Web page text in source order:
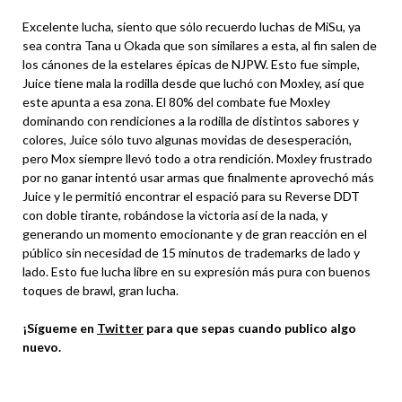
Excelente lucha, siento que sólo recuerdo luchas de MiSu, ya
sea contra Tana u Okada que son similares a esta, al fin salen de
los cánones de la estelares épicas de NJPW. Esto fue simple,
Juice tiene mala la rodilla desde que luchó con Moxley, así que
este apunta a esa zona. El 80% del combate fue Moxley
dominando con rendiciones a la rodilla de distintos sabores y
colores, Juice sólo tuvo algunas movidas de desesperación,
pero Mox siempre llevó todo a otra rendición. Moxley frustrado
por no ganar intentó usar armas que finalmente aprovechó más
Juice y le permitió encontrar el espació para su Reverse DDT
con doble tirante, robándose la victoria así de la nada, y
generando un momento emocionante y de gran reacción en el
público sin necesidad de 15 minutos de trademarks de lado y
lado. Esto fue lucha libre en su expresión más pura con buenos
toques de brawl, gran lucha.
¡Sígueme en Twitter para que sepas cuando publico algo
nuevo.